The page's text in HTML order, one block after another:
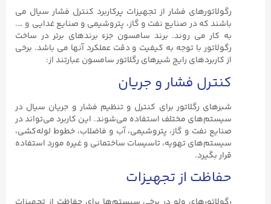
رگولاتورهای فشار از تجهیزات پرکاربرد کنترل فشار سیال می
باشند که در صنایع نفت و گاز، پتروشیمی و صنایع غدایی و ….
به کار می روند. برند سامسون جزء برندهای برتر در ساخت
رگولاتور با توجه به کیفیت و دقت عملکرد آنها می باشد. برخی
از کاربردهای رایج شیرهای رگلاتور سامسون عبارتند از:
کنترل فشار و جریان
شبرهای رگلاتور برای کنترل و تنظیم فشار و جریان سیال در
سیستم‌های مختلف استفاده می‌شوند. این کاربرد می‌تواند در
صنایع نفت و گاز، پتروشیمی، آب و فاضلاب، خطوط لوله‌کشی،
سیستم‌های تهویه، تاسیسات ساختمانی و غیره مورد استفاده
قرار بگیرد.
حفاظت از تجهیزات